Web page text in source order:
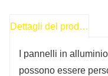
Dettagli del prodotto
I pannelli in
possono essere